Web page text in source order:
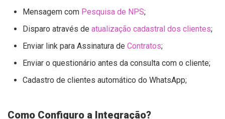
Mensagem com Pesquisa de NPS;
Disparo através de atualização cadastral dos clientes;
Enviar link para Assinatura de Contratos;
Enviar o questionário antes da consulta com o cliente;
Cadastro de clientes automático do WhatsApp;
Como Configuro a Integração?